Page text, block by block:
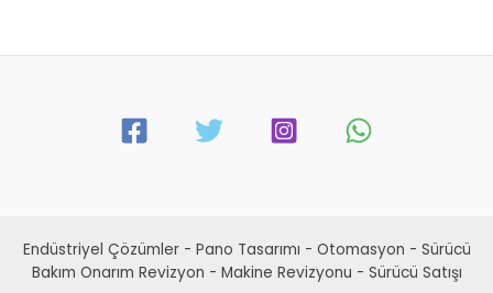
Endüstriyel Çözümler - Pano Tasarımı - Otomasyon - Sürücü
Bakım Onarım Revizyon - Makine Revizyonu - Sürücü Satışı